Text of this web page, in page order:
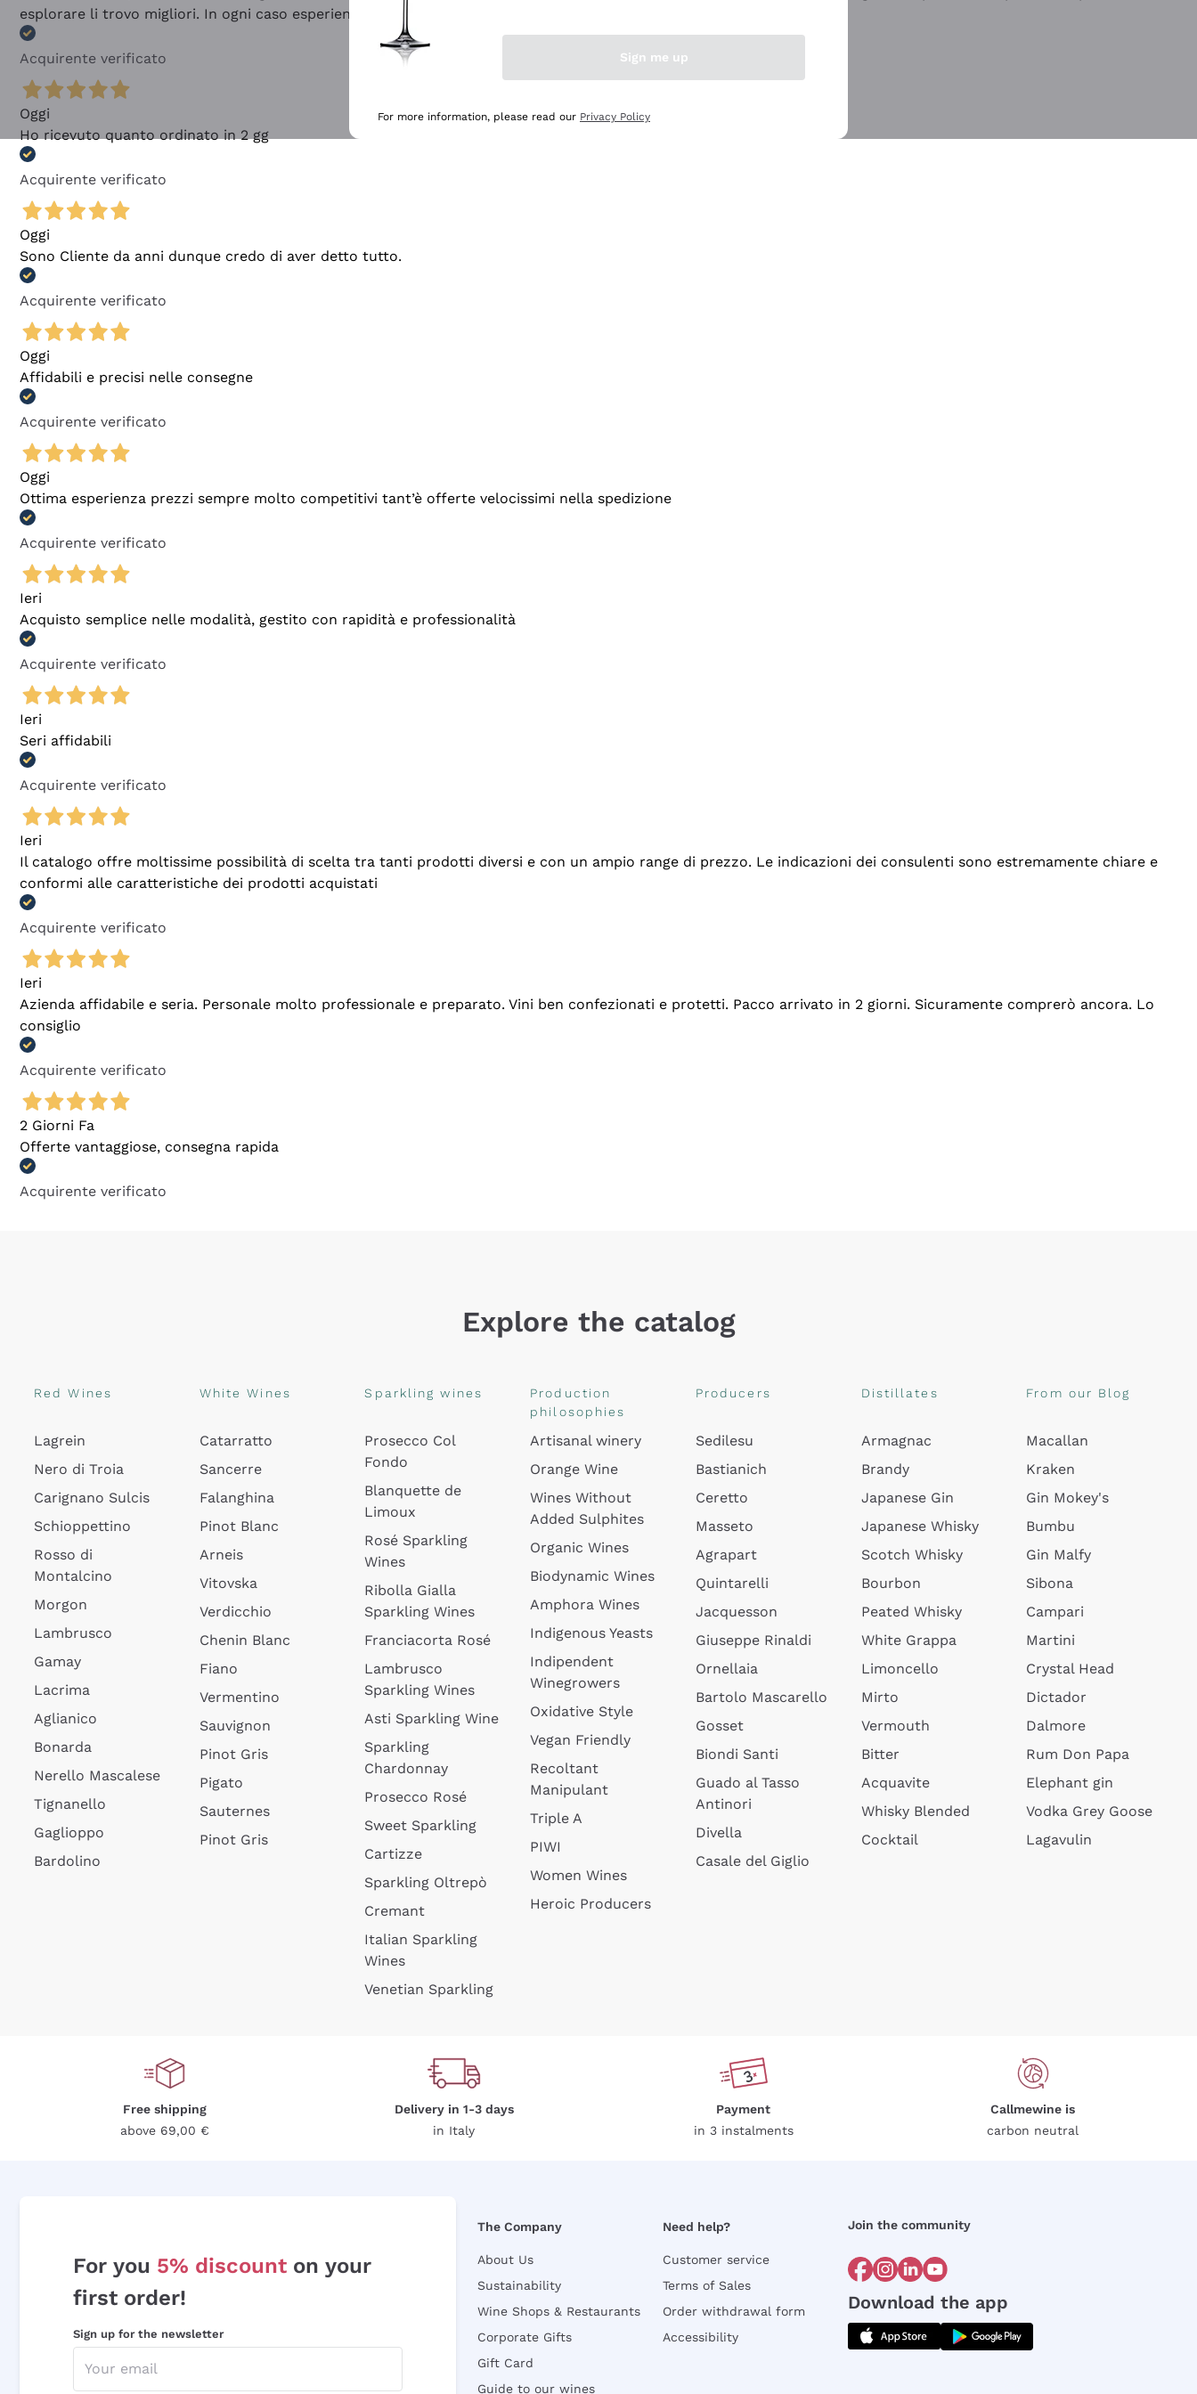
esplorare li trovo migliori. In ogni caso esperienza buona e lo consiglio! 👍
Acquirente verificato
Oggi
Ho ricevuto quanto ordinato in 2 gg
Acquirente verificato
Oggi
Sono Cliente da anni dunque credo di aver detto tutto.
Acquirente verificato
Oggi
Affidabili e precisi nelle consegne
Acquirente verificato
Oggi
Ottima esperienza prezzi sempre molto competitivi tant’è offerte velocissimi nella spedizione
Acquirente verificato
Ieri
Acquisto semplice nelle modalità, gestito con rapidità e professionalità
Acquirente verificato
Ieri
Seri affidabili
Acquirente verificato
Ieri
Il catalogo offre moltissime possibilità di scelta tra tanti prodotti diversi e con un ampio range di prezzo. Le indicazioni dei consulenti sono estremamente chiare e
conformi alle caratteristiche dei prodotti acquistati
Acquirente verificato
Ieri
Azienda affidabile e seria. Personale molto professionale e preparato. Vini ben confezionati e protetti. Pacco arrivato in 2 giorni. Sicuramente comprerò ancora. Lo
consiglio
Acquirente verificato
2 Giorni Fa
Offerte vantaggiose, consegna rapida
Acquirente verificato
Explore the catalog
Red Wines
Lagrein
Nero di Troia
Carignano Sulcis
Schioppettino
Rosso di
Montalcino
Morgon
Lambrusco
Gamay
Lacrima
Aglianico
Bonarda
Nerello Mascalese
Tignanello
Gaglioppo
Bardolino
White Wines
Catarratto
Sancerre
Falanghina
Pinot Blanc
Arneis
Vitovska
Verdicchio
Chenin Blanc
Fiano
Vermentino
Sauvignon
Pinot Gris
Pigato
Sauternes
Pinot Gris
Sparkling wines
Prosecco Col
Fondo
Blanquette de
Limoux
Rosé Sparkling
Wines
Ribolla Gialla
Sparkling Wines
Franciacorta Rosé
Lambrusco
Sparkling Wines
Asti Sparkling Wine
Sparkling
Chardonnay
Prosecco Rosé
Sweet Sparkling
Cartizze
Sparkling Oltrepò
Cremant
Italian Sparkling
Wines
Venetian Sparkling
Production
philosophies
Artisanal winery
Orange Wine
Wines Without
Added Sulphites
Organic Wines
Biodynamic Wines
Amphora Wines
Indigenous Yeasts
Indipendent
Winegrowers
Oxidative Style
Vegan Friendly
Recoltant
Manipulant
Triple A
PIWI
Women Wines
Heroic Producers
Producers
Sedilesu
Bastianich
Ceretto
Masseto
Agrapart
Quintarelli
Jacquesson
Giuseppe Rinaldi
Ornellaia
Bartolo Mascarello
Gosset
Biondi Santi
Guado al Tasso
Antinori
Divella
Casale del Giglio
Distillates
Armagnac
Brandy
Japanese Gin
Japanese Whisky
Scotch Whisky
Bourbon
Peated Whisky
White Grappa
Limoncello
Mirto
Vermouth
Bitter
Acquavite
Whisky Blended
Cocktail
From our Blog
Macallan
Kraken
Gin Mokey's
Bumbu
Gin Malfy
Sibona
Campari
Martini
Crystal Head
Dictador
Dalmore
Rum Don Papa
Elephant gin
Vodka Grey Goose
Lagavulin
Free shipping
above 69,00 €
Delivery in 1-3 days
in Italy
Payment
in 3 instalments
Callmewine is
carbon neutral
For you 5% discount on your
first order!
Sign up for the newsletter
The Company
About Us
Sustainability
Wine Shops & Restaurants
Corporate Gifts
Gift Card
Guide to our wines
Need help?
Customer service
Terms of Sales
Order withdrawal form
Accessibility
Join the community
Download the app
Sign me up
For more information, please read our Privacy Policy